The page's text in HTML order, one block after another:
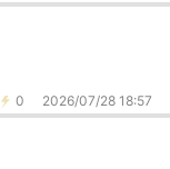
0 2026/07/28 18:57